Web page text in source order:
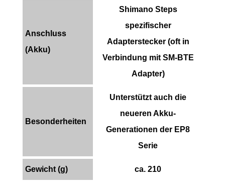
Anschluss
(Akku)
Shimano Steps
spezifischer
Adapterstecker (oft in
Verbindung mit SM-BTE
Adapter)
Besonderheiten
Unterstützt auch die
neueren Akku-
Generationen der EP8
Serie
Gewicht (g) ca. 210